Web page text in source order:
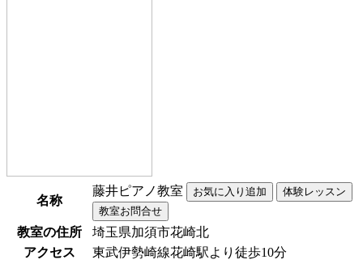
名称
藤井ピアノ教室
教室の住所
埼玉県加須市花崎北
アクセス
東武伊勢崎線花崎駅より徒歩10分